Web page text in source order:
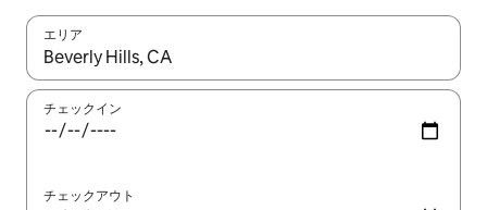
エリア
検索結果が表示されたら、上下の矢印キーを使って移動するか
チェックイン
チェックアウト